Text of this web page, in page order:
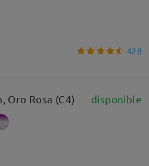
428
Oro Rosa (C4) disponible